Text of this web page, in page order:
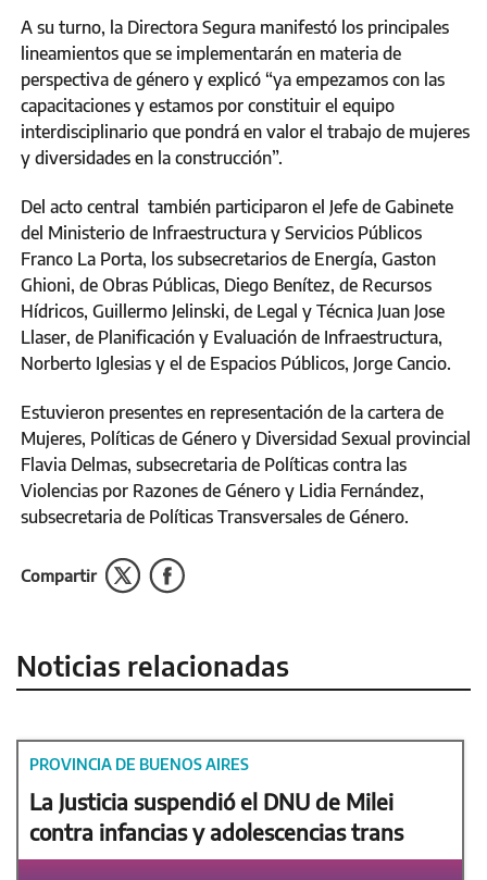
A su turno, la Directora Segura manifestó los principales
lineamientos que se implementarán en materia de
perspectiva de género y explicó “ya empezamos con las
capacitaciones y estamos por constituir el equipo
interdisciplinario que pondrá en valor el trabajo de mujeres
y diversidades en la construcción”.
Del acto central también participaron el Jefe de Gabinete
del Ministerio de Infraestructura y Servicios Públicos
Franco La Porta, los subsecretarios de Energía, Gaston
Ghioni, de Obras Públicas, Diego Benítez, de Recursos
Hídricos, Guillermo Jelinski, de Legal y Técnica Juan Jose
Llaser, de Planificación y Evaluación de Infraestructura,
Norberto Iglesias y el de Espacios Públicos, Jorge Cancio.
Estuvieron presentes en representación de la cartera de
Mujeres, Políticas de Género y Diversidad Sexual provincial
Flavia Delmas, subsecretaria de Políticas contra las
Violencias por Razones de Género y Lidia Fernández,
subsecretaria de Políticas Transversales de Género.
Compartir
Noticias relacionadas
PROVINCIA DE BUENOS AIRES
La Justicia suspendió el DNU de Milei
contra infancias y adolescencias trans